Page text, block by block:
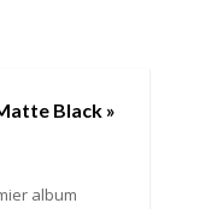
Black »
album